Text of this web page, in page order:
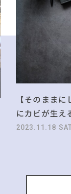
【そのまま
にカビが生え
2023.11.18